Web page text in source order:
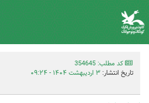
کد مطلب: 354645
تاریخ انتشار: ۳ اردیبهشت ۱۴۰۴ - ۰۹:۲۴